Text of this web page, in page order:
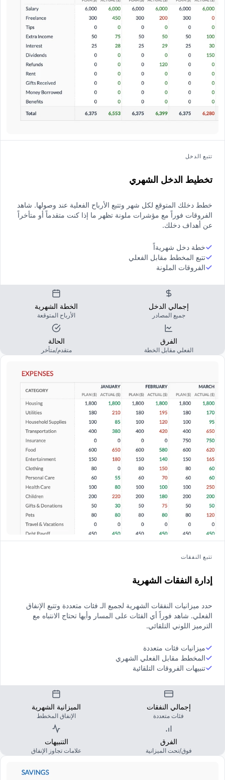
تتبع الدخل
تخطيط الدخل الشهري
خطط دخلك المتوقع لكل شهر وتتبع الأرباح الفعلية عند وصولها. شاهد
الفروقات فوراً مع مؤشرات ملونة تظهر ما إذا كنت متقدماً أو متأخراً
عن أهداف دخلك.
خطة دخل شهريةاً
تتبع المخطط مقابل الفعلي
الفروقات الملونة
إجمالي الدخل
جميع المصادر
الخطة الشهرية
الأرباح المتوقعة
الفرق
الفعلي مقابل الخطة
الحالة
متقدم/متأخر
تتبع النفقات
إدارة النفقات الشهرية
حدد ميزانيات النفقات الشهرية لجميع الـ فئات متعددة وتتبع الإنفاق
الفعلي. شاهد فوراً أي الفئات على المسار وأيها تحتاج الانتباه مع
الترميز اللوني التلقائي.
ميزانيات فئات متعددة
المخطط مقابل الفعلي الشهري
تنبيهات الفروقات التلقائية
إجمالي النفقات
فئات متعددة
الميزانية الشهرية
الإنفاق المخطط
الفرق
فوق/تحت الميزانية
التنبيهات
علامات تجاوز الإنفاق